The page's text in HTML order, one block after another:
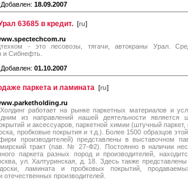
Добавлен: 18.09.2007
63685 в кредит. [ru]
- это лесовозы, тягачи, автокраны Урал.
и Сибнефть.
Добавлен: 01.10.2007
паркета и ламината [ru]
работает на рынке паркетных материалов и
из направлений нашей деятельности является
и аксессуаров, паркетной химии (штучный паркет,
пробковые покрытия и т.д.). Более 1500 образцов
производителей) представлены в выставочном
тракт (пав. № 27-Ф2). Постоянно в наличии
паркета разных пород и производителей,
ул. Халтуринская, д. 18. Здесь также
ламината и пробковых покрытий,
отечественных производителей.